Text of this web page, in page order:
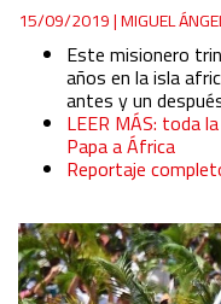
15/09/2019|MIGUEL
Este misionero
años en la isla
antes y un
LEER MÁS: toda
Papa a África
Reportaje